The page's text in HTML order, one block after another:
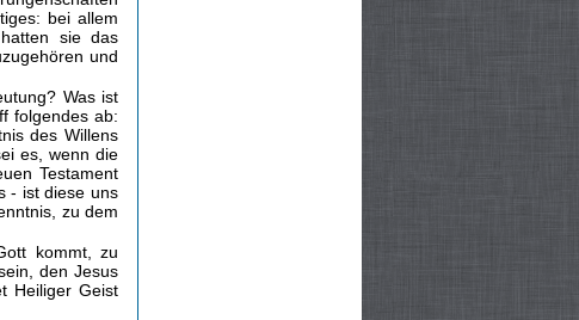
bei allem
sie das
und
Was ist
folgendes ab:
des Willens
es, wenn die
Testament
- ist diese uns
zu dem
kommt, zu
den Jesus
Heiliger Geist